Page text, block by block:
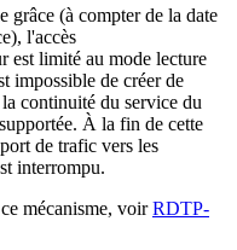
grâce (à compter de la date
l'accès
est limité au mode lecture
impossible de créer de
continuité du service du
À la fin de cette
de trafic vers les
interrompu.
mécanisme, voirRDTP-